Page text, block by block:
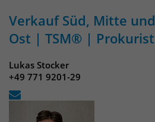
Verkauf Süd, Mitte und
Ost | TSM® | Prokurist
Lukas Stocker
+49 771 9201-29